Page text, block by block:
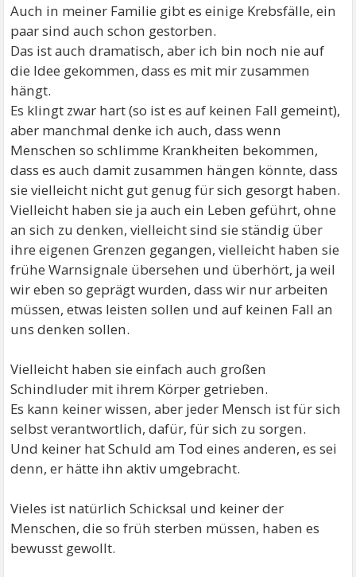
Auch in meiner Familie gibt es einige Krebsfälle, ein
paar sind auch schon gestorben.
Das ist auch dramatisch, aber ich bin noch nie auf
die Idee gekommen, dass es mit mir zusammen
hängt.
Es klingt zwar hart (so ist es auf keinen Fall gemeint),
aber manchmal denke ich auch, dass wenn
Menschen so schlimme Krankheiten bekommen,
dass es auch damit zusammen hängen könnte, dass
sie vielleicht nicht gut genug für sich gesorgt haben.
Vielleicht haben sie ja auch ein Leben geführt, ohne
an sich zu denken, vielleicht sind sie ständig über
ihre eigenen Grenzen gegangen, vielleicht haben sie
frühe Warnsignale übersehen und überhört, ja weil
wir eben so geprägt wurden, dass wir nur arbeiten
müssen, etwas leisten sollen und auf keinen Fall an
uns denken sollen.
Vielleicht haben sie einfach auch großen
Schindluder mit ihrem Körper getrieben.
Es kann keiner wissen, aber jeder Mensch ist für sich
selbst verantwortlich, dafür, für sich zu sorgen.
Und keiner hat Schuld am Tod eines anderen, es sei
denn, er hätte ihn aktiv umgebracht.
Vieles ist natürlich Schicksal und keiner der
Menschen, die so früh sterben müssen, haben es
bewusst gewollt.